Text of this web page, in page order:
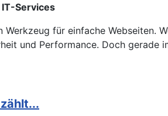
Services
Werkzeug für einfache Webseiten.
und Performance. Doch gerade